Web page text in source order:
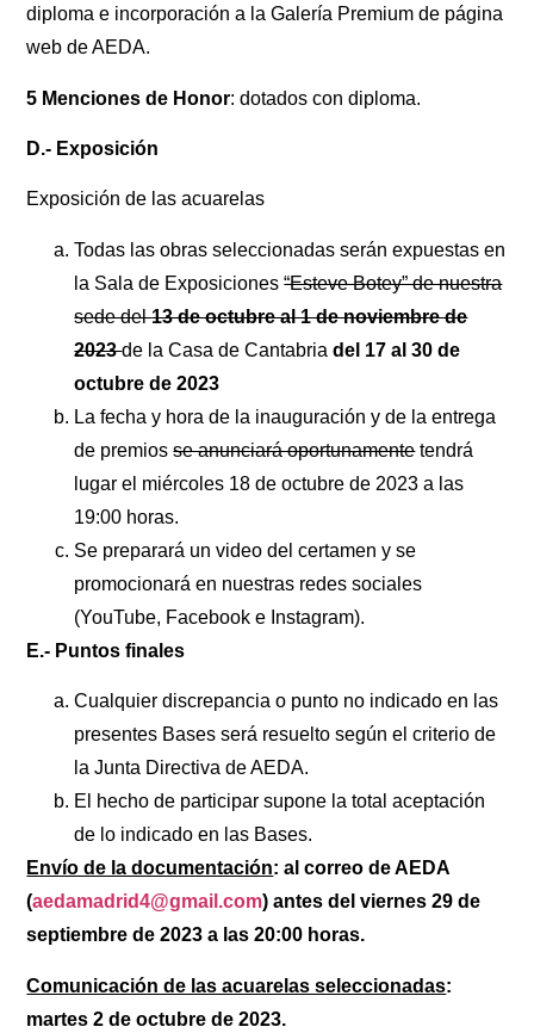
diploma e incorporación a la Galería Premium de página
web de AEDA.
5 Menciones de Honor: dotados con diploma.
D.- Exposición
Exposición de las acuarelas
Todas las obras seleccionadas serán expuestas en
la Sala de Exposiciones“Esteve Botey” de nuestra
sede del13 de octubre al 1 de noviembre de
2023de la Casa de Cantabria del 17 al 30 de
octubre de 2023
La fecha y hora de la inauguración y de la entrega
de premiosse anunciará oportunamentetendrá
lugar el miércoles 18 de octubre de 2023 a las
19:00 horas.
Se preparará un video del certamen y se
promocionará en nuestras redes sociales
(YouTube, Facebook e Instagram).
E.- Puntos finales
Cualquier discrepancia o punto no indicado en las
presentes Bases será resuelto según el criterio de
la Junta Directiva de AEDA.
El hecho de participar supone la total aceptación
de lo indicado en las Bases.
Envío de la documentación: al correo de AEDA
(aedamadrid4@gmail.com) antesdel viernes 29 de
septiembre de 2023 a las 20:00 horas.
Comunicación de las acuarelas seleccionadas:
martes 2 de octubre de 2023.